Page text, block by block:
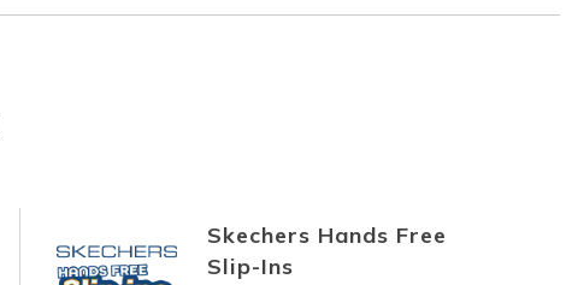
Skechers Hands Free
Slip-Ins